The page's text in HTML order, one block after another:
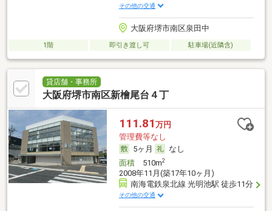
その他の交通
大阪府堺市南区泉田中
1階 即引き渡し可 駐車場(近隣含)
貸店舗・事務所
大阪府堺市南区新檜尾台４丁
111.81 万円
管理費等なし
5ヶ月
なし
面積510m2
2008年11月(築17年10ヶ月)
南海電鉄泉北線 光明池駅 徒歩11分
その他の交通